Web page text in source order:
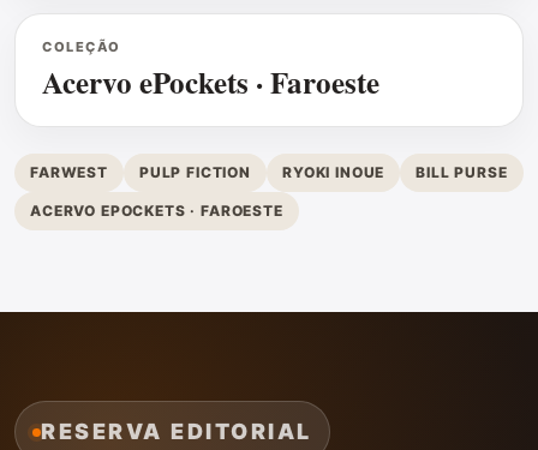
COLEÇÃO
Acervo ePockets · Faroeste
FARWEST PULP FICTION RYOKI INOUE BILL PURSE
ACERVO EPOCKETS · FAROESTE
RESERVA EDITORIAL